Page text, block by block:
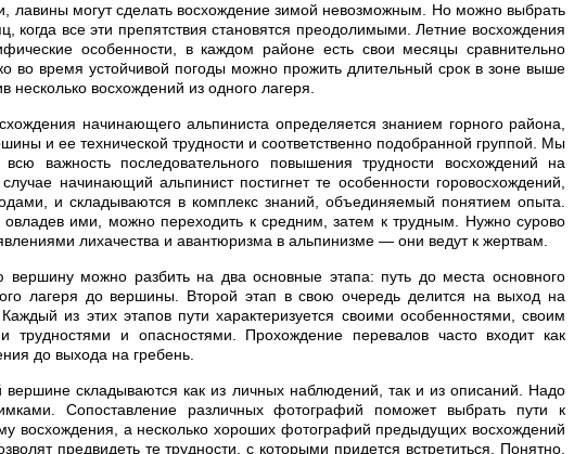
лавины могут сделать восхождение зимой невозможным. Но можно выбрать
когда все эти препятствия становятся преодолимыми. Летние восхождения
особенности, в каждом районе есть свои месяцы сравнительно
во время устойчивой погоды можно прожить длительный срок в зоне выше
восхождений из одного лагеря.
начинающего альпиниста определяется знанием горного района,
и ее технической трудности и соответственно подобранной группой. Мы
важность последовательного повышения трудности восхождений на
начинающий альпинист постигнет те особенности горовосхождений,
и складываются в комплекс знаний, объединяемый понятием опыта.
ими, можно переходить к средним, затем к трудным. Нужно сурово
лихачества и авантюризма в альпинизме — они ведут к жертвам.
вершину можно разбить на два основные этапа: путь до места основного
лагеря до вершины. Второй этап в свою очередь делится на выход на
из этих этапов пути характеризуется своими особенностями, своим
трудностями и опасностями. Прохождение перевалов часто входит как
до выхода на гребень.
складываются как из личных наблюдений, так и из описаний. Надо
Сопоставление различных фотографий поможет выбрать пути к
восхождения, а несколько хороших фотографий предыдущих восхождений
предвидеть те трудности, с которыми придется встретиться. Понятно,